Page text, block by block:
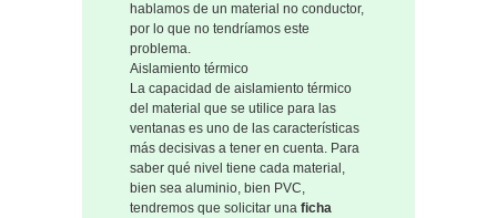
hablamos de un material no conductor,
por lo que no tendríamos este
problema.
Aislamiento térmico
La capacidad de aislamiento térmico
del material que se utilice para las
ventanas es uno de las características
más decisivas a tener en cuenta. Para
saber qué nivel tiene cada material,
bien sea aluminio, bien PVC,
tendremos que solicitar una ficha